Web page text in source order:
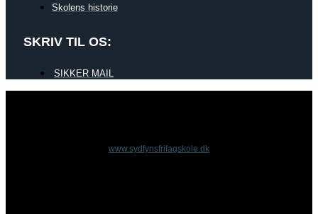
Skolens historie
SKRIV TIL OS:
SIKKER MAIL
www.sydfynsfrifagskole.dk